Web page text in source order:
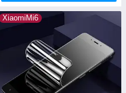
XiaomiMi6